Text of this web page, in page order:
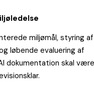
miljømål, styring af
løbende evaluering af
dokumentation skal være